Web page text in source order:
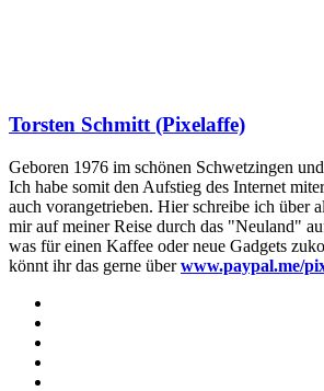
Torsten Schmitt (Pixelaffe)
Geboren 1976 im schönen Schwetzingen
Ich habe somit den Aufstieg des Internet
auch vorangetrieben. Hier schreibe ich über
mir auf meiner Reise durch das "Neuland"
was für einen Kaffee oder neue Gadgets
könnt ihr das gerne überwww.paypal.me/